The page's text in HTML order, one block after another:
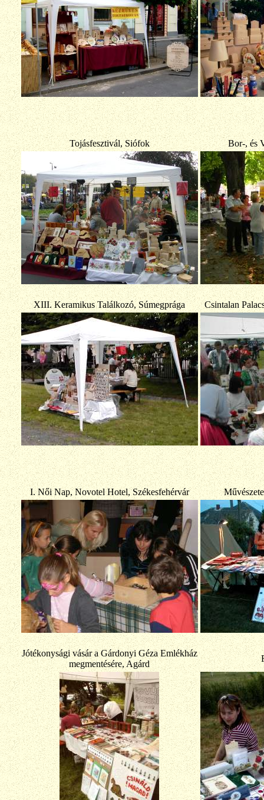
Tojásfesztivál, Siófok Bor-, és
XIII. Keramikus Találkozó, Súmegprága Csintalan
I. Női Nap, Novotel Hotel, Székesfehérvár
Jótékonysági vásár a Gárdonyi Géza Emlékház
megmentésére, Agárd